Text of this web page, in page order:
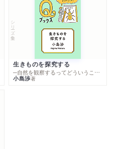
シリーズ・全集
生きものを探究する
─自然を観察するってどういうこと？
小島渉著